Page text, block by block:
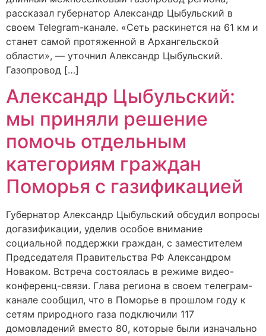
рассказал губернатор Александр Цыбульский в
своем Telegram-канале. «Сеть раскинется на 61 км и
станет самой протяженной в Архангельской
области», — уточнил Александр Цыбульский.
Газопровод […]
Александр Цыбульский:
мы приняли решение
помочь отдельным
категориям граждан
Поморья с газификацией
Губернатор Александр Цыбульский обсудил вопросы
догазификации, уделив особое внимание
социальной поддержки граждан, с заместителем
Председателя Правительства РФ Александром
Новаком. Встреча состоялась в режиме видео-
конференц-связи. Глава региона в своем телеграм-
канале сообщил, что в Поморье в прошлом году к
сетям природного газа подключили 117
домовладений вместо 80, которые были изначально